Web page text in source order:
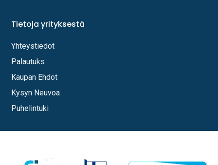
Tietoja yrityksestä
Yhteystiedot
Palautuks
Kaupan Ehdot
Kysyn Neuvoa
Puhelintuki